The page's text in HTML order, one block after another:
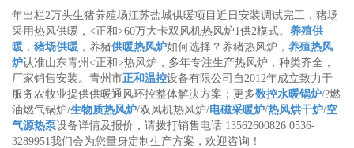
年出栏2万头生猪养殖场江苏盐城供暖项目 近日 安装调试完工，猪场
采用热风供暖，<正和>60万大卡双风机热风炉1供2模式。 养殖供
暖 ， 猪场供暖 ， 养猪供暖热风炉如何选择？养猪热风炉， 养殖热风
炉认准山东青州<正和>热风炉，多年专注生产热风炉，种类齐全，
厂家销售安装。青州市正和温控设备有限公司自2012年成立致力于
服务农牧业提供供暖通风环控整体解决方案；更多数控水暖锅炉/?燃
油燃气锅炉/生物质热风炉/双风机热风炉/电磁采暖炉/热风烘干炉/空
气源热泵设备详情及报价，请拨打销售电话 13562600826 0536-
3289951我们会为您量身定制生产方案，欢迎咨询！